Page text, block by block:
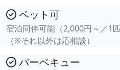
ペット可
宿泊同伴可能（2,000円～／1
（※それ以外は応相談）
バーベキュー